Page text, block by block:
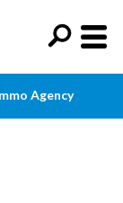
Agency